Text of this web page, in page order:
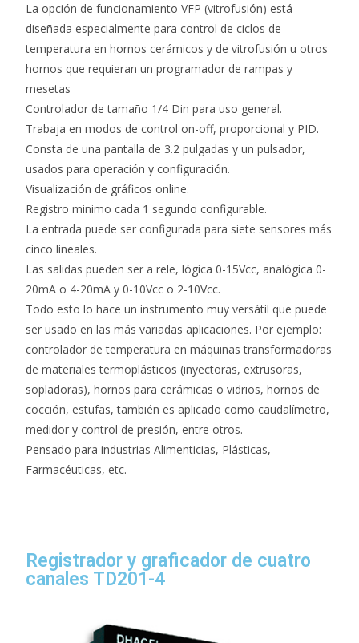
La opción de funcionamiento VFP (vitrofusión) está
diseñada especialmente para control de ciclos de
temperatura en hornos cerámicos y de vitrofusión u otros
hornos que requieran un programador de rampas y
mesetas
Controlador de tamaño 1/4 Din para uso general.
Trabaja en modos de control on-off, proporcional y PID.
Consta de una pantalla de 3.2 pulgadas y un pulsador,
usados para operación y configuración.
Visualización de gráficos online.
Registro minimo cada 1 segundo configurable.
La entrada puede ser configurada para siete sensores más
cinco lineales.
Las salidas pueden ser a rele, lógica 0-15Vcc, analógica 0-
20mA o 4-20mA y 0-10Vcc o 2-10Vcc.
Todo esto lo hace un instrumento muy versátil que puede
ser usado en las más variadas aplicaciones. Por ejemplo:
controlador de temperatura en máquinas transformadoras
de materiales termoplásticos (inyectoras, extrusoras,
sopladoras), hornos para cerámicas o vidrios, hornos de
cocción, estufas, también es aplicado como caudalímetro,
medidor y control de presión, entre otros.
Pensado para industrias Alimenticias, Plásticas,
Farmacéuticas, etc.
Registrador y graficador de cuatro
canales TD201-4